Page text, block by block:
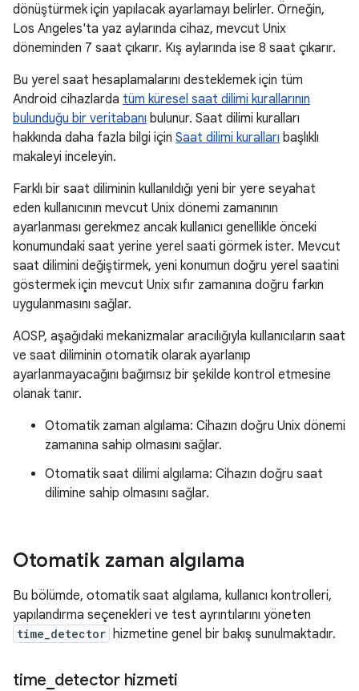
dönüştürmek için yapılacak ayarlamayı belirler. Örneğin,
Los Angeles'ta yaz aylarında cihaz, mevcut Unix
döneminden 7 saat çıkarır. Kış aylarında ise 8 saat çıkarır.
Bu yerel saat hesaplamalarını desteklemek için tüm
Android cihazlarda tüm küresel saat dilimi kurallarının
bulunduğu bir veritabanı bulunur. Saat dilimi kuralları
hakkında daha fazla bilgi için Saat dilimi kuralları başlıklı
makaleyi inceleyin.
Farklı bir saat diliminin kullanıldığı yeni bir yere seyahat
eden kullanıcının mevcut Unix dönemi zamanının
ayarlanması gerekmez ancak kullanıcı genellikle önceki
konumundaki saat yerine yerel saati görmek ister. Mevcut
saat dilimini değiştirmek, yeni konumun doğru yerel saatini
göstermek için mevcut Unix sıfır zamanına doğru farkın
uygulanmasını sağlar.
AOSP, aşağıdaki mekanizmalar aracılığıyla kullanıcıların saat
ve saat diliminin otomatik olarak ayarlanıp
ayarlanmayacağını bağımsız bir şekilde kontrol etmesine
olanak tanır.
Otomatik zaman algılama: Cihazın doğru Unix dönemi
zamanına sahip olmasını sağlar.
Otomatik saat dilimi algılama: Cihazın doğru saat
dilimine sahip olmasını sağlar.
Otomatik zaman algılama
Bu bölümde, otomatik saat algılama, kullanıcı kontrolleri,
yapılandırma seçenekleri ve test ayrıntılarını yöneten
time_detector hizmetine genel bir bakış sunulmaktadır.
time detector hizmeti